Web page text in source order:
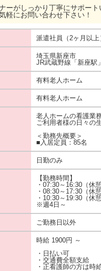
ーがしっかり丁寧にサポー
軽にお問い合わせ下さい！
派遣社員（2ヶ月以上
埼玉県新座市
JR武蔵野線「新座駅
有料老人ホーム
有料老人ホーム
老人ホームの看護業
ご利用者様の日々の
＜勤務先概要＞
■入居定員：85名
日勤のみ
【勤務時間】
・07:30～16:30（休
・08:30～17:30（休
・10:30～19:30（休
※週4日～
ご勤務日以外
時給 1900円 ～
・日払い可
・交通費全額支給
・正看護師の方は時